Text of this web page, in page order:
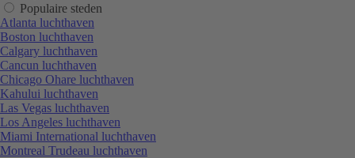
Populaire steden
Atlanta luchthaven
Boston luchthaven
Calgary luchthaven
Cancun luchthaven
Chicago Ohare luchthaven
Kahului luchthaven
Las Vegas luchthaven
Los Angeles luchthaven
Miami International luchthaven
Montreal Trudeau luchthaven